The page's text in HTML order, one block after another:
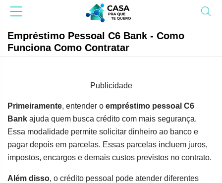
Empréstimo Pessoal C6 Bank - Como
Funciona Como Contratar
Publicidade
Primeiramente, entender o empréstimo pessoal C6
Bank ajuda quem busca crédito com mais segurança.
Essa modalidade permite solicitar dinheiro ao banco e
pagar depois em parcelas. Essas parcelas incluem juros,
impostos, encargos e demais custos previstos no contrato.
Além disso, o crédito pessoal pode atender diferentes